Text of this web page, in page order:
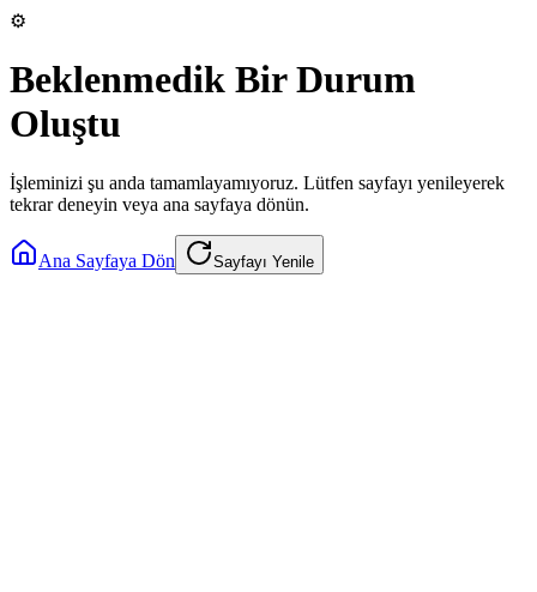
⚙️
Beklenmedik Bir Durum
Oluştu
İşleminizi şu anda tamamlayamıyoruz. Lütfen sayfayı yenileyerek
tekrar deneyin veya ana sayfaya dönün.
Ana Sayfaya Dön Sayfayı Yenile